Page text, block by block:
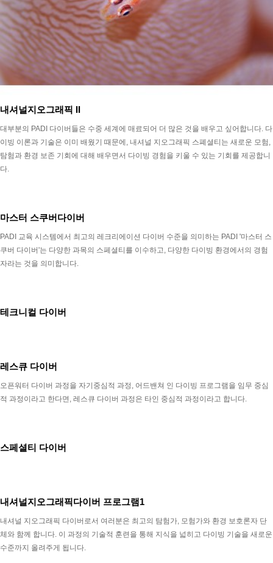
내셔널지오그래픽 II
대부분의 PADI 다이버들은 수중 세계에 매료되어 더 많은 것을 배우고 싶어합니다. 다
이빙 이론과 기술은 이미 배웠기 때문에, 내셔널 지오그래픽 스폐셜티는 새로운 모험,
탐험과 환경 보존 기회에 대해 배우면서 다이빙 경험을 키울 수 있는 기회를 제공합니
다.
마스터 스쿠버다이버
PADI 교육 시스템에서 최고의 레크리에이션 다이버 수준을 의미하는 PADI '마스터 스
쿠버 다이버'는 다양한 과목의 스페셜티를 이수하고, 다양한 다이빙 환경에서의 경험
자라는 것을 의미합니다.
테크니컬 다이버
레스큐 다이버
오픈워터 다이버 과정을 자기중심적 과정, 어드밴쳐 인 다이빙 프로그램을 임무 중심
적 과정이라고 한다면, 레스큐 다이버 과정은 타인 중심적 과정이라고 합니다.
스페셜티 다이버
내셔널지오그래픽다이버 프로그램1
내셔널 지오그래픽 다이버로서 여러분은 최고의 탐험가, 모험가와 환경 보호론자 단
체와 함께 합니다. 이 과정의 기술적 훈련을 통해 지식을 넓히고 다이빙 기술을 새로운
수준까지 올려주게 됩니다.